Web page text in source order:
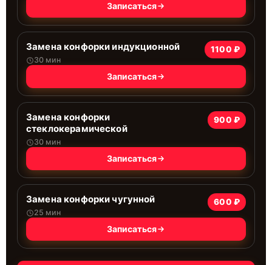
Записаться
Замена конфорки индукционной
30 мин
1100 ₽
Записаться
Замена конфорки
стеклокерамической
30 мин
900 ₽
Записаться
Замена конфорки чугунной
25 мин
600 ₽
Записаться